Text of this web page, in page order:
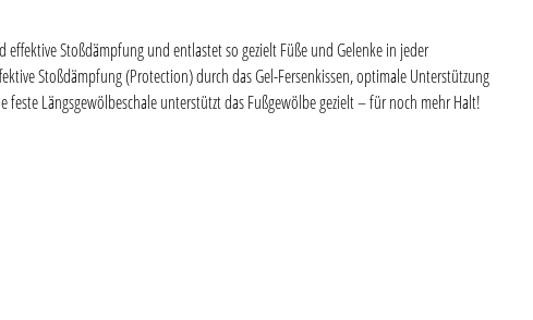
Stoßdämpfung und entlastet so gezielt Füße und Gelenke in jeder
Stoßdämpfung (Protection) durch das Gel-Fersenkissen, optimale Unterstützung
Längsgewölbeschale unterstützt das Fußgewölbe gezielt – für noch mehr Halt!